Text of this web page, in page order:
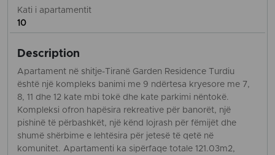
Kati i apartamentit
10
Description
Apartament në shitje-Tiranë Garden Residence Turdiu
është një kompleks banimi me 9 ndërtesa kryesore me 7,
8, 11 dhe 12 kate mbi tokë dhe kate parkimi nëntokë.
Kompleksi ofron hapësira rekreative për banorët, një
pishinë të përbashkët, një kënd lojrash për fëmijët dhe
shumë shërbime e lehtësira për jetesë të qetë në
komunitet. Apartamenti ka sipërfaqe totale 121.03m2,